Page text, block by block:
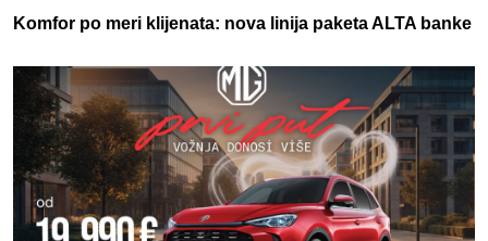
Komfor po meri klijenata: nova linija paketa ALTA banke